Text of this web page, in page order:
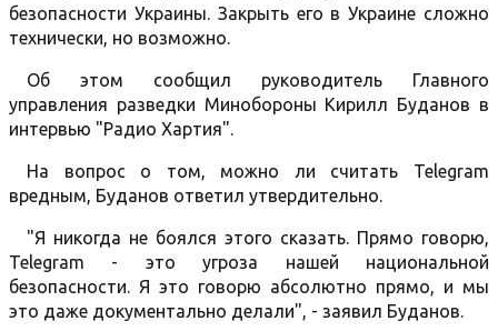
безопасности Украины. Закрыть его в Украине сложно
технически, но возможно.
Об этом сообщил руководитель Главного
управления разведки Минобороны Кирилл Буданов в
интервью "Радио Хартия".
На вопрос о том, можно ли считать Telegram
вредным, Буданов ответил утвердительно.
"Я никогда не боялся этого сказать. Прямо говорю,
Telegram - это угроза нашей национальной
безопасности. Я это говорю абсолютно прямо, и мы
это даже документально делали", - заявил Буданов.